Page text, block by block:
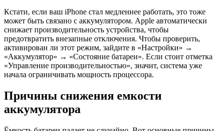
Кстати, если ваш iPhone стал медленнее работать, это тоже
может быть связано с аккумулятором. Apple автоматически
снижает производительность устройства, чтобы
предотвратить внезапные отключения. Чтобы проверить,
активирован ли этот режим, зайдите в «Настройки» →
«Аккумулятор» → «Состояние батареи». Если стоит отметка
«Управление производительностью», значит, система уже
начала ограничивать мощность процессора.
Причины снижения емкости
аккумулятора